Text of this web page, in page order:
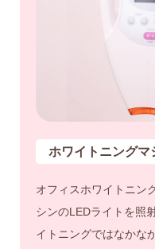
ホワイトニングマ
オフィスホワイトニン
シンのLEDライトを照
イトニングではなかな